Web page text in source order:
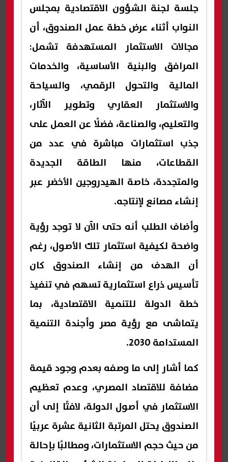
جلسة لجنة الشؤون الاقتصادية بمجلس
النواب أثناء عرض خطة عمل الصندوق، أن
مجالات الاستثمار المستهدفة تشمل:
المرافق والبنية الأساسية، والخدمات
المالية والتحول الرقمي، والسياحة
والاستثمار العقاري وتطوير الآثار،
والتعليم، والصناعة، فضلًا عن العمل على
جذب استثمارات مباشرة في عدد من
القطاعات، منها الطاقة الجديدة
والمتجددة، خاصة الهيدروجين الأخضر عبر
إنشاء مصانع لإنتاجه.
وأضاف الطلب أنه حتى الآن لا توجد رؤية
واضحة لكيفية استثمار تلك الأصول، رغم
أن الهدف من إنشاء الصندوق كان
تأسيس ذراع استثمارية تسهم في تنفيذ
خطة الدولة للتنمية الاقتصادية، بما
يتماشى مع رؤية مصر وأجندة التنمية
المستدامة 2030.
كما أشار إلى ما وصفه بعدم وجود قيمة
مضافة للاقتصاد المصري، وعدم تعظيم
الاستثمار في أصول الدولة، لافتًا إلى أن
الصندوق يحتل المرتبة الثانية عشرة عربيًا
من حيث حجم الاستثمارات، ومطالبًا بإحالة